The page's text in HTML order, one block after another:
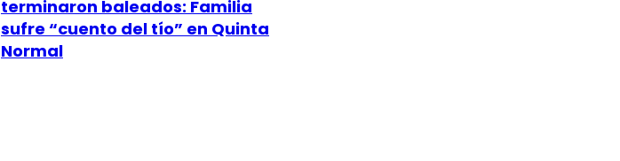
terminaron baleados: Familia
sufre “cuento del tío” en Quinta
Normal